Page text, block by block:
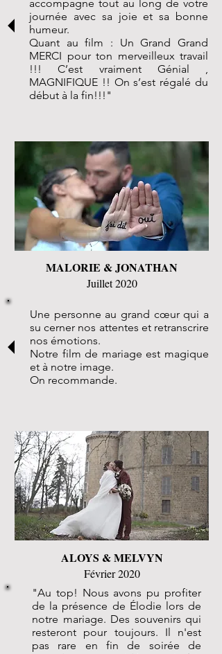
accompagne tout au long de votre
journée avec sa joie et sa bonne
humeur.
Quant au film : Un Grand Grand
MERCI pour ton merveilleux travail
!!! C’est vraiment Génial ,
MAGNIFIQUE !! On s’est régalé du
début à la fin!!!"
MALORIE & JONATHAN
Juillet 2020
Une personne au grand cœur qui a
su cerner nos attentes et retranscrire
nos émotions.
Notre film de mariage est magique
et à notre image.
On recommande.
ALOYS & MELVYN
Février 2020
"Au top! Nous avons pu profiter
de la présence de Élodie lors de
notre mariage. Des souvenirs qui
resteront pour toujours. Il n'est
pas rare en fin de soirée de